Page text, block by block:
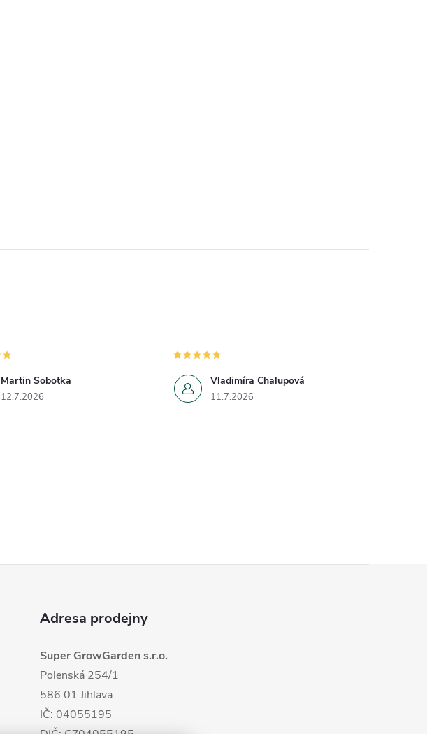
Martin Sobotka
12.7.2026
Vladimíra Chalupová
11.7.2026
Adresa prodejny
Super GrowGarden s.r.o.
Polenská 254/1
586 01 Jihlava
IČ: 04055195